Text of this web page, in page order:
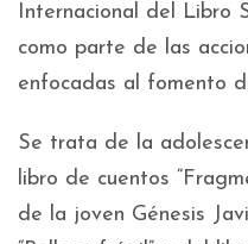
Internacional del Libro
como parte de las
enfocadas al fomento
Se trata de la
libro de cuentos
de la joven Génesis